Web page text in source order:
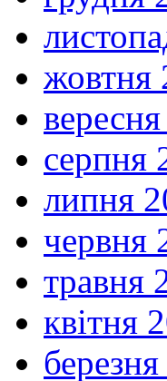
жовтня
серпня
липня
червня
травня
квітня